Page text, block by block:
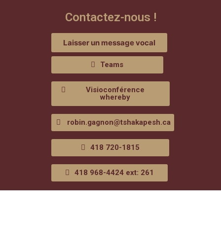
Contactez-nous !
Laisser un message vocal
Teams
Visioconférence
whereby
robin.gagnon@tshakapesh.ca
418 720-1815
418 968-4424 ext: 261